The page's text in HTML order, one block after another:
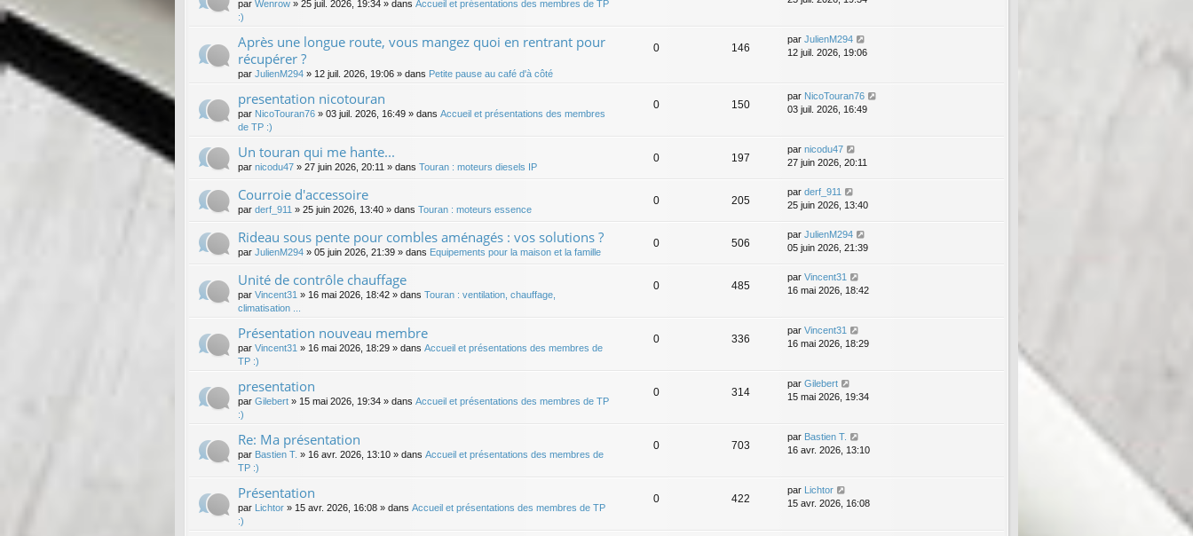
par Wenrow » 25 juil. 2026, 19:34 » dans Accueil et présentations des membres de TP
:)
Après une longue route, vous mangez quoi en rentrant pour
récupérer ?
par JulienM294 » 12 juil. 2026, 19:06 » dans Petite pause au café d'à côté
0 146
par JulienM294
12 juil. 2026, 19:06
presentation nicotouran
par NicoTouran76 » 03 juil. 2026, 16:49 » dans Accueil et présentations des membres
de TP :)
0 150
par NicoTouran76
03 juil. 2026, 16:49
Un touran qui me hante...
par nicodu47 » 27 juin 2026, 20:11 » dans Touran : moteurs diesels IP
0 197
par nicodu47
27 juin 2026, 20:11
Courroie d'accessoire
par derf_911 » 25 juin 2026, 13:40 » dans Touran : moteurs essence
0 205
par derf_911
25 juin 2026, 13:40
Rideau sous pente pour combles aménagés : vos solutions ?
par JulienM294 » 05 juin 2026, 21:39 » dans Equipements pour la maison et la famille
0 506
par JulienM294
05 juin 2026, 21:39
Unité de contrôle chauffage
par Vincent31 » 16 mai 2026, 18:42 » dans Touran : ventilation, chauffage,
climatisation ...
0 485
par Vincent31
16 mai 2026, 18:42
Présentation nouveau membre
par Vincent31 » 16 mai 2026, 18:29 » dans Accueil et présentations des membres de
TP :)
0 336
par Vincent31
16 mai 2026, 18:29
presentation
par Gilebert » 15 mai 2026, 19:34 » dans Accueil et présentations des membres de TP
:)
0 314
par Gilebert
15 mai 2026, 19:34
Re: Ma présentation
par Bastien T. » 16 avr. 2026, 13:10 » dans Accueil et présentations des membres de
TP :)
0 703
par Bastien T.
16 avr. 2026, 13:10
Présentation
par Lichtor » 15 avr. 2026, 16:08 » dans Accueil et présentations des membres de TP
:)
0 422
par
Lichtor
15 avr. 2026, 16:08